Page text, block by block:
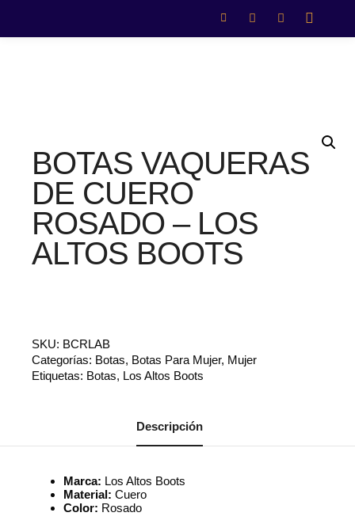
BOTAS VAQUERAS
DE CUERO
ROSADO – LOS
ALTOS BOOTS
SKU: BCRLAB
Categorías: Botas, Botas Para Mujer, Mujer
Etiquetas: Botas, Los Altos Boots
Descripción
Marca: Los Altos Boots
Material: Cuero
Color: Rosado